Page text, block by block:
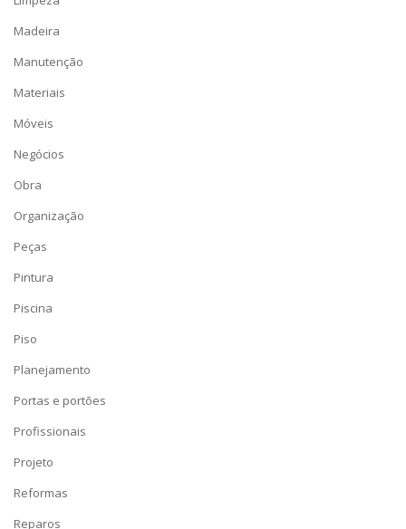
Madeira
Manutenção
Materiais
Móveis
Negócios
Obra
Organização
Peças
Pintura
Piscina
Piso
Planejamento
Portas e portões
Profissionais
Projeto
Reformas
Reparos